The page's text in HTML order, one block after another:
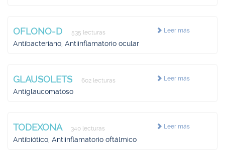
Leer más
OFLONO-D 535 lecturas
Antibacteriano, Antiinflamatorio ocular
Leer más
GLAUSOLETS 602 lecturas
Antiglaucomatoso
Leer más
TODEXONA 340 lecturas
Antibiótico, Antiinflamatorio oftálmico